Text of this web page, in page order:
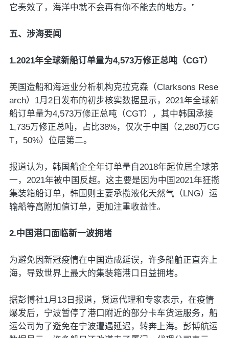
它奏效了，海洋中就不会再有你不能去的地方。”
五、涉海要闻
1.2021年全球新船订单量为4,573万修正总吨（CGT）
英国造船和海运业分析机构克拉克森（Clarksons Rese
arch）1月2日发布的初步核实数据显示，2021年全球新
船订单量为4,573万修正总吨（CGT），其中韩国承接
1,735万修正总吨，占比38%，仅次于中国（2,280万CG
T，50%）位居第二。
报道认为，韩国船企全年订单量自2018年起位居全球第
一，2021年被中国反超。这主要是因为中国2021年狂揽
集装箱船订单，韩国则主要承揽液化天然气（LNG）运
输船等高附加值订单，更加注重收益性。
2.中国港口面临新一波拥堵
为避免因新冠疫情在中国造成延误，许多船舶正直奔上
海，导致世界上最大的集装箱港口日益拥堵。
据彭博社1月13日报道，货运代理和专家表示，在疫情
爆发后，宁波暂停了港口附近的部分卡车货运服务，船
运公司为了避免在宁波遭遇延迟，转奔上海。彭博航运